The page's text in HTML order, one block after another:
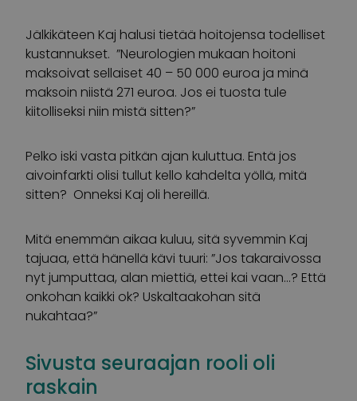
Jälkikäteen Kaj halusi tietää hoitojensa todelliset
kustannukset. ”Neurologien mukaan hoitoni
maksoivat sellaiset 40 – 50 000 euroa ja minä
maksoin niistä 271 euroa. Jos ei tuosta tule
kiitolliseksi niin mistä sitten?”
Pelko iski vasta pitkän ajan kuluttua. Entä jos
aivoinfarkti olisi tullut kello kahdelta yöllä, mitä
sitten? Onneksi Kaj oli hereillä.
Mitä enemmän aikaa kuluu, sitä syvemmin Kaj
tajuaa, että hänellä kävi tuuri: ”Jos takaraivossa
nyt jumputtaa, alan miettiä, ettei kai vaan…? Että
onkohan kaikki ok? Uskaltaakohan sitä
nukahtaa?”
Sivusta seuraajan rooli oli
raskain